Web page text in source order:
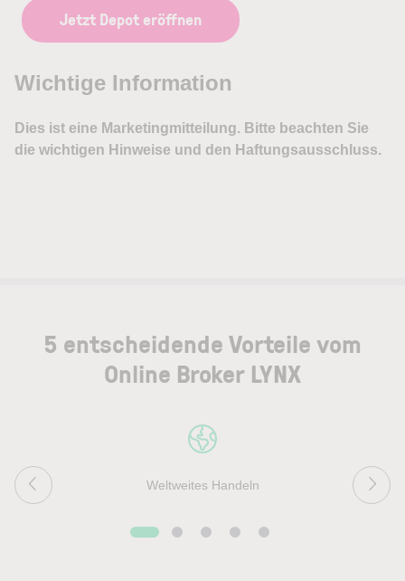
Jetzt Depot eröffnen
5 entscheidende Vorteile vom
Online Broker LYNX
Weltweites Handeln